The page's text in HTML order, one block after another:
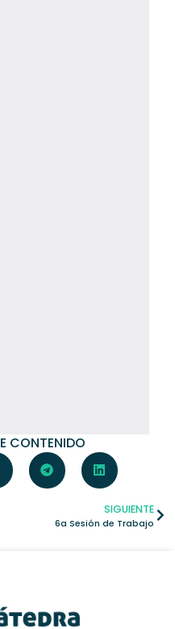
CONTENIDO
SIGUIENTE
6a Sesión de Trabajo